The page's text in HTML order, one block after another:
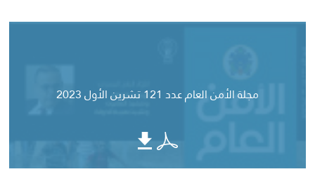
مجلة الأمن العام عدد 121 تشرين الأول 2023